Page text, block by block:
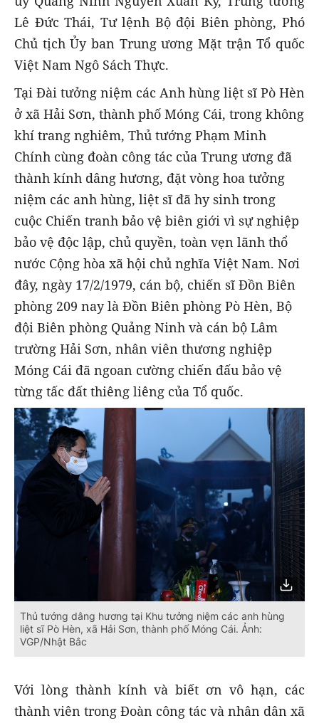
Lê Đức Thái, Tư lệnh Bộ đội Biên phòng, Phó
Chủ tịch Ủy ban Trung ương Mặt trận Tổ quốc
Việt Nam Ngô Sách Thực.
Tại Đài tưởng niệm các Anh hùng liệt sĩ Pò Hèn
ở xã Hải Sơn, thành phố Móng Cái, trong không
khí trang nghiêm, Thủ tướng Phạm Minh
Chính cùng đoàn công tác của Trung ương đã
thành kính dâng hương, đặt vòng hoa tưởng
niệm các anh hùng, liệt sĩ đã hy sinh trong
cuộc Chiến tranh bảo vệ biên giới vì sự nghiệp
bảo vệ độc lập, chủ quyền, toàn vẹn lãnh thổ
nước Cộng hòa xã hội chủ nghĩa Việt Nam. Nơi
đây, ngày 17/2/1979, cán bộ, chiến sĩ Đồn Biên
phòng 209 nay là Đồn Biên phòng Pò Hèn, Bộ
đội Biên phòng Quảng Ninh và cán bộ Lâm
trường Hải Sơn, nhân viên thương nghiệp
Móng Cái đã ngoan cường chiến đấu bảo vệ
từng tấc đất thiêng liêng của Tổ quốc.
Thủ tướng dâng hương tại Khu tưởng niệm các anh hùng
liệt sĩ Pò Hèn, xã Hải Sơn, thành phố Móng Cái. Ảnh:
VGP/Nhật Bắc
Với lòng thành kính và biết ơn vô hạn, các
thành viên trong Đoàn công tác và nhân dân xã